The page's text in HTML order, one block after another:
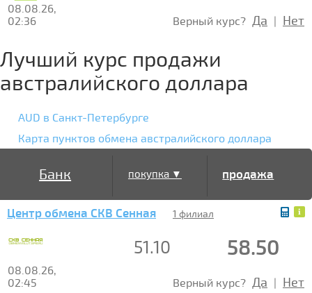
08.08.26,
02:36
Верный курс? Да | Нет
Лучший курс продажи
австралийского доллара
AUD в Санкт-Петербурге
Карта пунктов обмена австралийского доллара
Банк покупка ▼ продажа
Центр обмена СКВ Сенная 1 филиал
51.10 58.50
08.08.26,
02:45
Верный курс? Да | Нет